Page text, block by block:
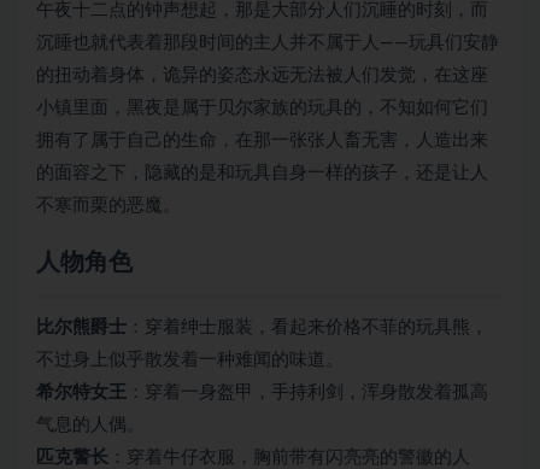
午夜十二点的钟声想起，那是大部分人们沉睡的时刻，而
沉睡也就代表着那段时间的主人并不属于人——玩具们安静
的扭动着身体，诡异的姿态永远无法被人们发觉，在这座
小镇里面，黑夜是属于贝尔家族的玩具的，不知如何它们
拥有了属于自己的生命，在那一张张人畜无害，人造出来
的面容之下，隐藏的是和玩具自身一样的孩子，还是让人
不寒而栗的恶魔。
人物角色
比尔熊爵士 ：穿着绅士服装，看起来价格不菲的玩具熊，
不过身上似乎散发着一种难闻的味道。
希尔特女王 ：穿着一身盔甲，手持利剑，浑身散发着孤高
气息的人偶。
匹克警长 ：穿着牛仔衣服，胸前带有闪亮亮的警徽的人